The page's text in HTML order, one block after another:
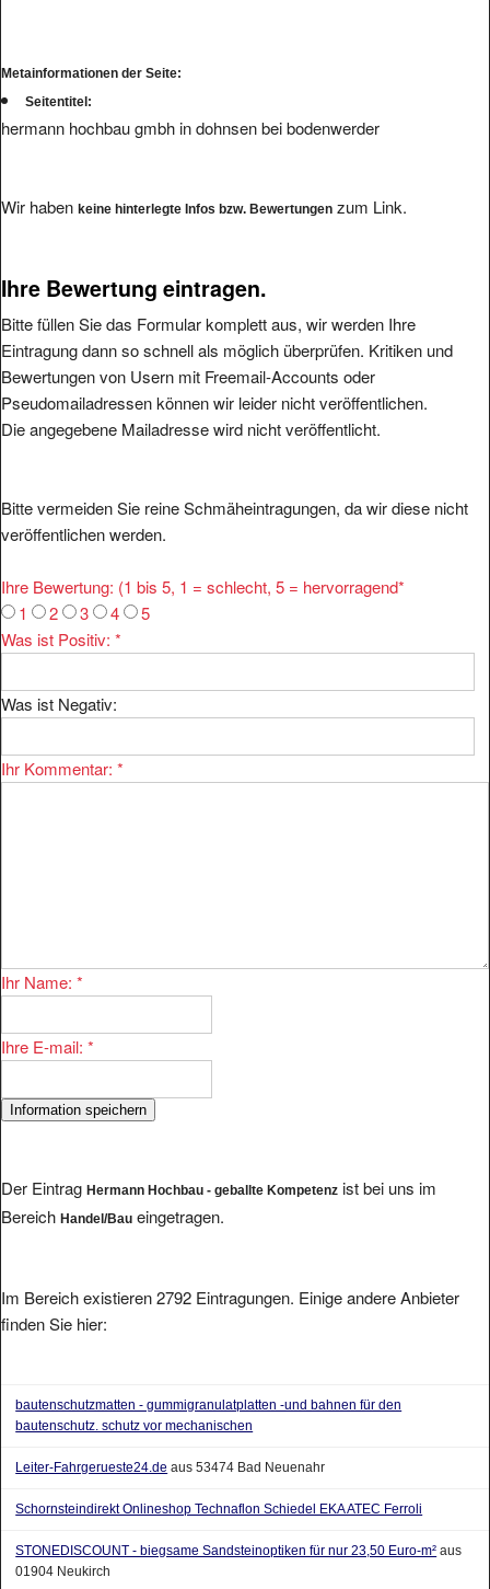
Metainformationen der Seite:
Seitentitel:
hermann hochbau gmbh in dohnsen bei bodenwerder
Wir haben keine hinterlegte Infos bzw. Bewertungen zum Link.
Ihre Bewertung eintragen.
Bitte füllen Sie das Formular komplett aus, wir werden Ihre
Eintragung dann so schnell als möglich überprüfen. Kritiken und
Bewertungen von Usern mit Freemail-Accounts oder
Pseudomailadressen können wir leider nicht veröffentlichen.
Die angegebene Mailadresse wird nicht veröffentlicht.
Bitte vermeiden Sie reine Schmäheintragungen, da wir diese nicht
veröffentlichen werden.
Ihre Bewertung: (1 bis 5, 1 = schlecht, 5 = hervorragend*
1
2 3 4
5
Was ist Positiv: *
Was ist Negativ:
Ihr Kommentar: *
Ihr Name: *
Ihre E-mail: *
Der Eintrag Hermann Hochbau - geballte Kompetenz ist bei uns im
Bereich Handel/Bau eingetragen.
Im Bereich existieren 2792 Eintragungen. Einige andere Anbieter
finden Sie hier:
bautenschutzmatten - gummigranulatplatten -und bahnen für den
bautenschutz. schutz vor mechanischen
Leiter-Fahrgerueste24.de aus 53474 Bad Neuenahr
Schornsteindirekt Onlineshop Technaflon Schiedel EKA ATEC Ferroli
STONEDISCOUNT - biegsame Sandsteinoptiken für nur 23,50 Euro-m² aus
01904 Neukirch